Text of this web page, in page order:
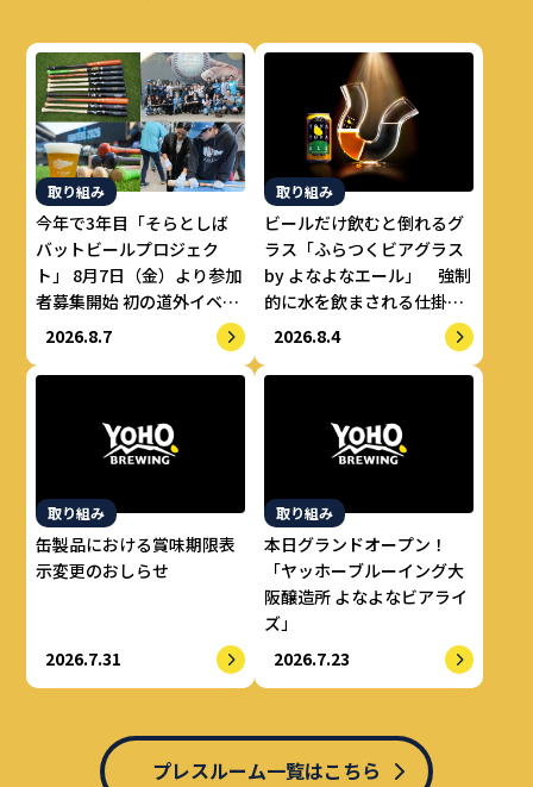
取り組み
今年で3年目「そらとしば
バットビールプロジェク
ト」 8月7日（金）より参加
者募集開始 初の道外イベン
トも開催！
2026.8.7
取り組み
ビールだけ飲むと倒れるグ
ラス「ふらつくビアグラス
by よなよなエール」 強制
的に水を飲まされる仕掛け
で適正飲酒を実現
2026.8.4
取り組み
缶製品における賞味期限表
示変更のおしらせ
2026.7.31
取り組み
本日グランドオープン！
「ヤッホーブルーイング大
阪醸造所 よなよなビアライ
ズ」
2026.7.23
プレスルーム一覧はこちら